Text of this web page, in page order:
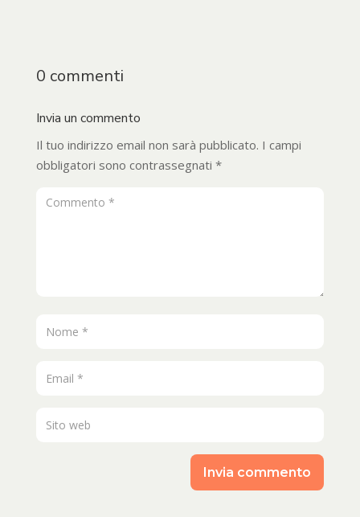
0 commenti
Invia un commento
Il tuo indirizzo email non sarà pubblicato. I campi
obbligatori sono contrassegnati *
Invia commento